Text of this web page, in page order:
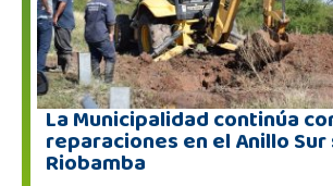
La Municipalidad continúa
reparaciones en el Anillo
Riobamba